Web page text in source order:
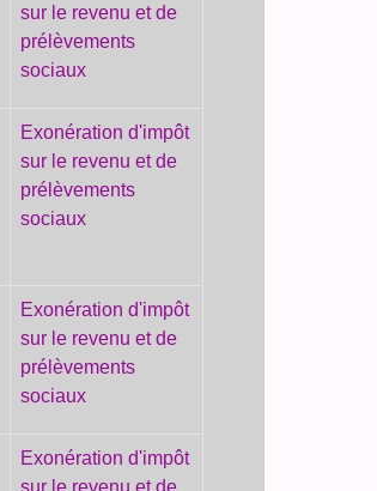
sur le revenu et de
prélèvements
sociaux
Exonération d'impôt
sur le revenu et de
prélèvements
sociaux
Exonération d'impôt
sur le revenu et de
prélèvements
sociaux
Exonération d'impôt
sur le revenu et de